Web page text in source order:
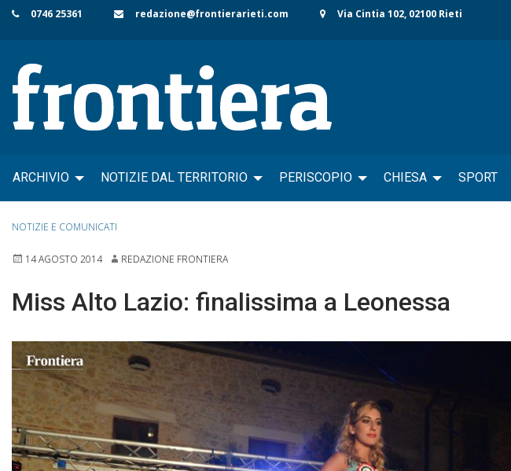
Skip
content
0746 25361 redazione@frontierarieti.com Via Cintia 102, 02100 Rieti
ARCHIVIO NOTIZIE DAL TERRITORIO PERISCOPIO CHIESA SPORT
NOTIZIE E COMUNICATI
14 AGOSTO 2014 REDAZIONE FRONTIERA
Miss Alto Lazio: finalissima a Leonessa